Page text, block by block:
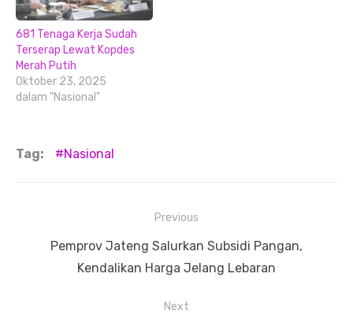
681 Tenaga Kerja Sudah
Terserap Lewat Kopdes
Merah Putih
Oktober 23, 2025
dalam "Nasional"
Tag: Nasional
Previous
PreviousPemprov Jateng Salurkan Subsidi Pangan,
Kendalikan Harga Jelang Lebaran
Next